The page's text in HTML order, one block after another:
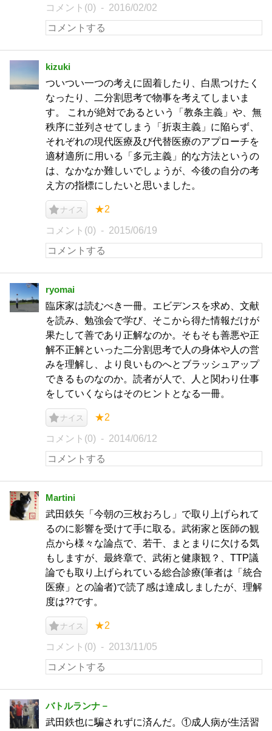
コメント(0) 2016/02/02
kizuki
ついつい一つの考えに固着したり、白黒つけたく
なったり、二分割思考で物事を考えてしまいま
す。 これが絶対であるという「教条主義」や、無
秩序に並列させてしまう「折衷主義」に陥らず、
それぞれの現代医療及び代替医療のアプローチを
適材適所に用いる「多元主義」的な方法というの
は、なかなか難しいでしょうが、今後の自分の考
え方の指標にしたいと思いました。
ナイス ★2
コメント(0) 2015/06/19
ryomai
臨床家は読むべき一冊。エビデンスを求め、文献
を読み、勉強会で学び、そこから得た情報だけが
果たして善であり正解なのか。そもそも善悪や正
解不正解といった二分割思考で人の身体や人の営
みを理解し、より良いものへとブラッシュアップ
できるものなのか。読者が人で、人と関わり仕事
をしていくならはそのヒントとなる一冊。
ナイス ★2
コメント(0) 2014/06/12
Martini
武田鉄矢「今朝の三枚おろし」で取り上げられて
るのに影響を受けて手に取る。武術家と医師の観
点から様々な論点で、若干、まとまりに欠ける気
もしますが、最終章で、武術と健康観？、TTP議
論でも取り上げられている総合診療(筆者は「統合
医療」との論者)で読了感は達成しましたが、理解
度は⁇です。
ナイス ★2
コメント(0) 2013/11/05
バトルランナ－
武田鉄也に騙されずに済んだ。①成人病が生活習